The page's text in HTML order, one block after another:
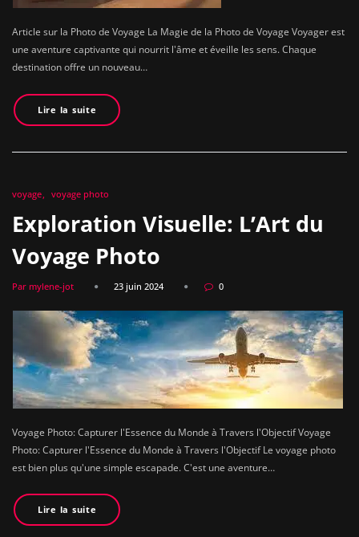
Article sur la Photo de Voyage La Magie de la Photo de Voyage Voyager est
une aventure captivante qui nourrit l'âme et éveille les sens. Chaque
destination offre un nouveau…
Lire la suite
voyage voyage photo
Exploration Visuelle: L’Art du
Voyage Photo
Par mylene-jot 23 juin 2024 0
Voyage Photo: Capturer l'Essence du Monde à Travers l'Objectif Voyage
Photo: Capturer l'Essence du Monde à Travers l'Objectif Le voyage photo
est bien plus qu'une simple escapade. C'est une aventure…
Lire la suite